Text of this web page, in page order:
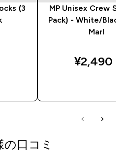
(3
MP Unisex Crew
Pack) - White/Black/
Marl
¥2,490‎
口コミ